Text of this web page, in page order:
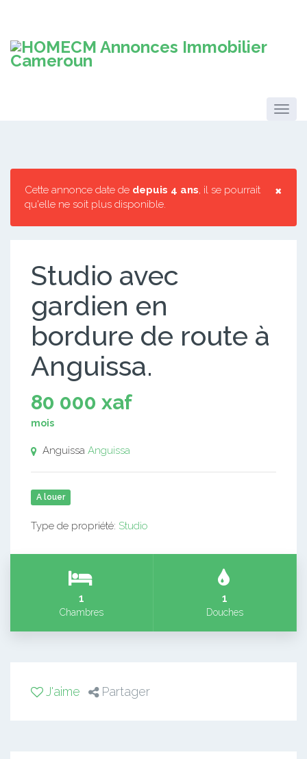
×
Cette annonce date de depuis 4 ans, il se pourrait
qu'elle ne soit plus disponible.
Studio avec
gardien en
bordure de route à
Anguissa.
80 000 xaf
mois
Anguissa Anguissa
A louer
Type de propriété: Studio
1
Chambres
1
Douches
J'aime Partager